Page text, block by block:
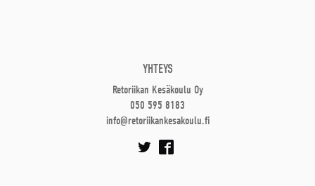
YHTEYS
Retoriikan Kesäkoulu Oy
050 595 8183
info@retoriikankesakoulu.fi